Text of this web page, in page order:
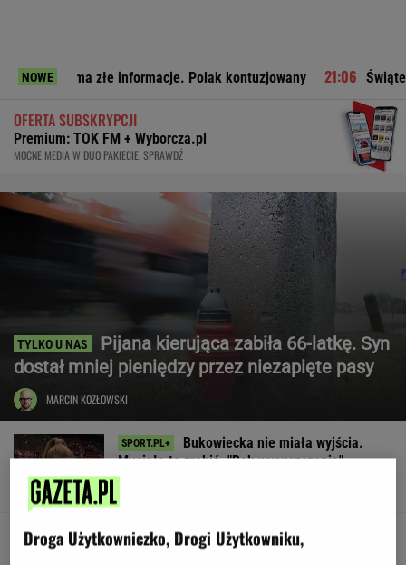
NOWE
ma złe informacje. Polak kontuzjowany Świątek
OFERTA SUBSKRYPCJI
Premium: TOK FM + Wyborcza.pl
MOCNE MEDIA W DUO PAKIECIE. SPRAWDŹ
Pijana kierująca zabiła 66-latkę. Syn
dostał mniej pieniędzy przez niezapięte pasy
MARCIN KOZŁOWSKI
Bukowiecka nie miała wyjścia.
Musiała to zrobić. "Rok wypuszczenia"
1:0 dla Legii! Nowy napastnik znów
Droga Użytkowniczko, Drogi Użytkowniku,